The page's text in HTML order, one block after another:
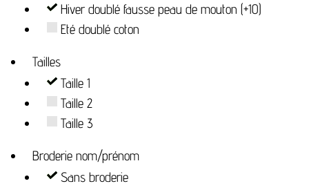
Hiver doublé fausse peau de mouton (+10)
Eté doublé coton
Tailles
Taille 1
Taille 2
Taille 3
Broderie nom/prénom
Sans broderie